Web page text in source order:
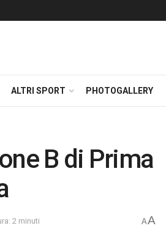
ALTRI SPORT PHOTOGALLERY
B di Prima
2 minuti AA